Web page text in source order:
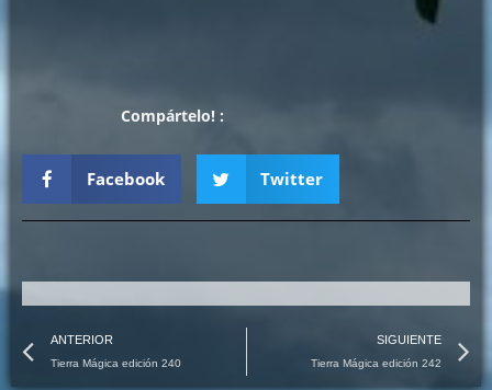
Compártelo! :
Facebook Twitter
Prev
ANTERIOR
Tierra Mágica edición 240
SIGUIENTE
Tierra Mágica edición 242